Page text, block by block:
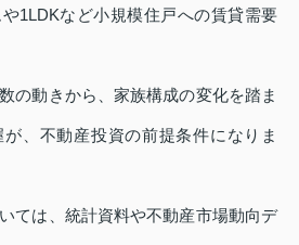
1LDKなど小規模住戸への賃貸需要
の動きから、家族構成の変化を踏ま
、不動産投資の前提条件になりま
ては、統計資料や不動産市場動向デ